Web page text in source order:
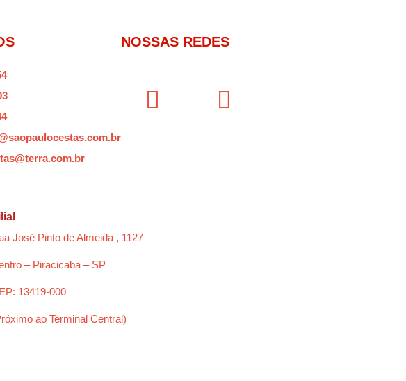
NOSSAS REDES
José Pinto de Almeida , 1127
– Piracicaba – SP
13419-000
ao Terminal Central)